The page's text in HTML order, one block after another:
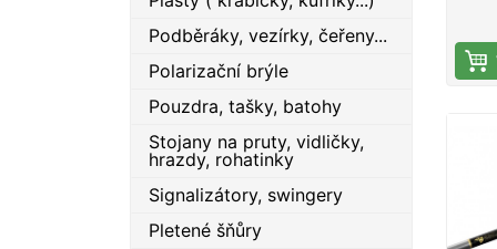
Podběráky, vezírky, čeřeny...
Polarizační brýle
Pouzdra, tašky, batohy
Stojany na pruty, vidličky,
hrazdy, rohatinky
Signalizátory, swingery
Pletené šňůry
60
SIC
si